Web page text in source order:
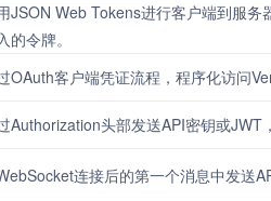
JSON Web Tokens进行客户端到服
的令牌。
OAuth客户端凭证流程，程序化访问
Authorization头部发送API密钥或JWT
连接后的第一个消息中发送